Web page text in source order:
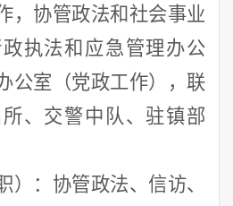
，协管政法和社会事业
执法和 应急管理办公
公室（党政工作），联
、交警中队、驻镇部
）：协管政法、信访、